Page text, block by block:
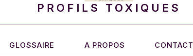
PROFILS TOXIQUES
GLOSSAIRE A PROPOS CONTACT